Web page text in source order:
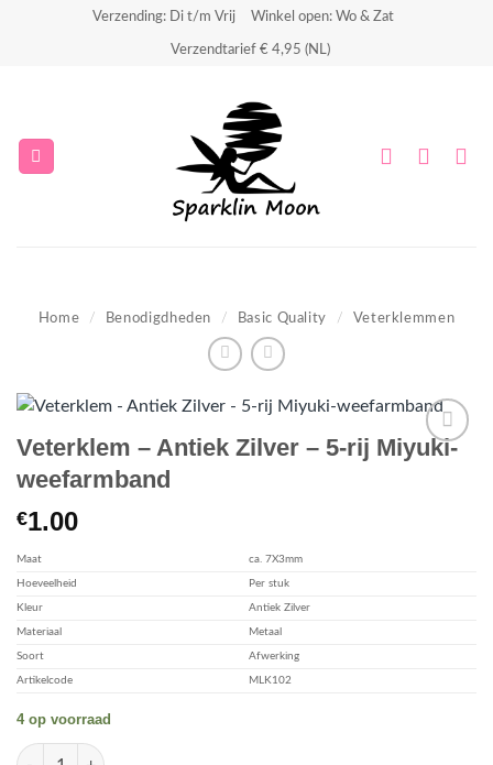
Verzending: Di t/m Vrij Winkel open: Wo & Zat
Verzendtarief € 4,95 (NL)
Home / Benodigdheden / Basic Quality / Veterklemmen
Aan
Veterklem – Antiek Zilver – 5-rij Miyuki-
weefarmband
€1.00
Maat ca. 7X3mm
Hoeveelheid Per stuk
Kleur Antiek Zilver
Materiaal Metaal
Soort Afwerking
Artikelcode MLK102
4 op voorraad
Veterklem - Antiek Zilver - 5-rij Miyuki-weefarmband aantal